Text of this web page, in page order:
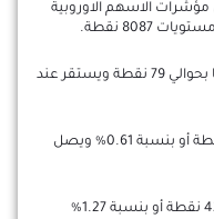
مؤشرات الاسهم الاوروبية
مؤشر فوتسي 100 البريطاني يسجل أرباحا بحوالي 79 نقطة ويستقر عند
المؤشر الإسباني Ibex يصعد بحوالي 63 نقطة أو بنسبة 0.61% ويصل
مؤشر FTSE MIB الإيطالي يرتفع بحوالي 424 نقطة أو بنسبة 1.27%